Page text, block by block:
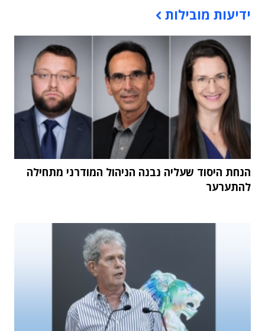
ידיעות מובילות
הנחת היסוד שעליה נבנה הניהול המודרני מתחילה
להתערער